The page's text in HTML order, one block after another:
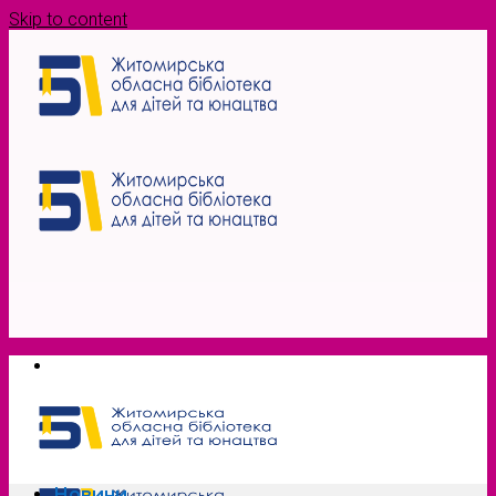
Skip to content